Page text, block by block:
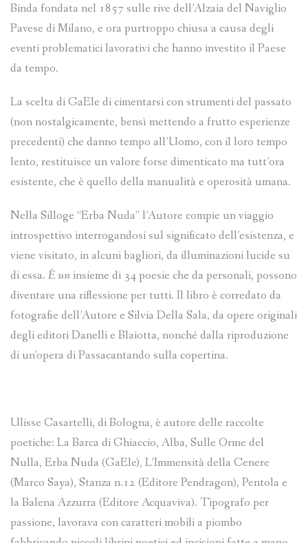
Binda fondata nel 1857 sulle rive dell’Alzaia del Naviglio
Pavese di Milano, e ora purtroppo chiusa a causa degli
eventi problematici lavorativi che hanno investito il Paese
da tempo.
La scelta di GaEle di cimentarsi con strumenti del passato
(non nostalgicamente, bensì mettendo a frutto esperienze
precedenti) che danno tempo all’Uomo, con il loro tempo
lento, restituisce un valore forse dimenticato ma tutt’ora
esistente, che è quello della manualità e operosità umana.
Nella Silloge “Erba Nuda” l’Autore compie un viaggio
introspettivo interrogandosi sul significato dell’esistenza, e
viene visitato, in alcuni bagliori, da illuminazioni lucide su
di essa. È un insieme di 34 poesie che da personali, possono
diventare una riflessione per tutti. Il libro è corredato da
fotografie dell’Autore e Silvia Della Sala, da opere originali
degli editori Danelli e Blaiotta, nonché dalla riproduzione
di un’opera di Passacantando sulla copertina.
Ulisse Casartelli, di Bologna, è autore delle raccolte
poetiche: La Barca di Ghiaccio, Alba, Sulle Orme del
Nulla, Erba Nuda (GaEle), L’Immensità della Cenere
(Marco Saya), Stanza n.12 (Editore Pendragon), Pentola e
la Balena Azzurra (Editore Acquaviva). Tipografo per
passione, lavorava con caratteri mobili a piombo